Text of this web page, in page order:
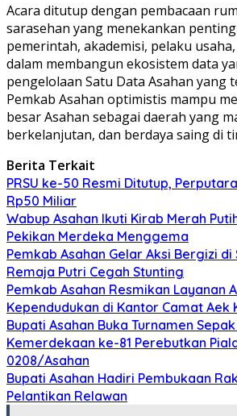
Acara ditutup dengan pembacaan
sarasehan yang menekankan
pemerintah, akademisi, pelaku
dalam membangun ekosistem data
pengelolaan Satu Data Asahan yang
Pemkab Asahan optimistis mampu
besar Asahan sebagai daerah yang
berkelanjutan, dan berdaya saing di
Berita Terkait
PRSU ke-50 Resmi Ditutup,
Rp50 Miliar
Wabup Asahan Ikuti Kirab Merah
Pekikan Merdeka Menggema
Pemkab Asahan Gelar Aksi Bergizi di
Remaja Putri Cegah Stunting
Pemkab Asahan Resmikan Layanan
Kependudukan di Kantor Camat Aek
Bupati Asahan Buka Turnamen
Kemerdekaan ke-81 Perebutkan
0208/Asahan
Bupati Asahan Hadiri Pembukaan
Pelantikan Relawan